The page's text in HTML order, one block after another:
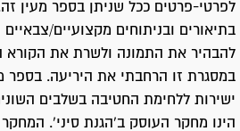
לפרטי-פרטים ככל שניתן בספר מעין
בתיאורים ובניתוחים מקצועיים/צבאיים
להבהיר את התמונה ולשרת את הקורא
במסגרת זו הרחבתי את היריעה. בספר
ישירות ללחימת החטיבה בשלבים
הינו מחקר העוסק ב'הגנת סיני'.